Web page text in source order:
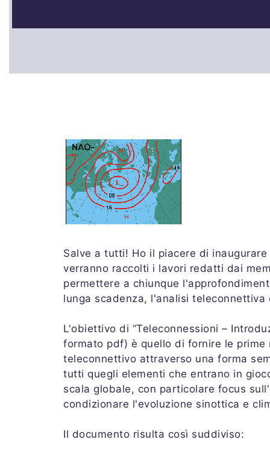
Salve a tutti! Ho il piacere di
verranno raccolti i lavori redatti dai
permettere a chiunque
lunga scadenza, l'analisi
L'obiettivo di “Teleconnessioni –
formato pdf) è quello di fornire le prime
teleconnettivo attraverso una forma
tutti quegli elementi che entrano in
scala globale, con particolare focus
condizionare l'evoluzione sinottica e
Il documento risulta così suddiviso: